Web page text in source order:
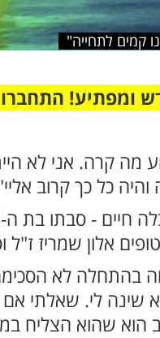
קמים לתחייה"
ומפתיע!
מה קרה. אני לא
כל כך קרוב
אלון שמריז
בהתחלה לא
שינה לי. שאלתי אם
שהוא הצליח